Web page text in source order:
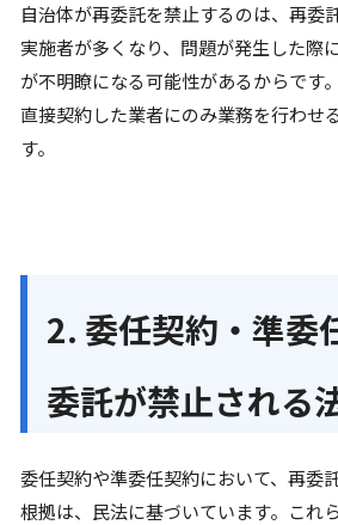
自治体が再委託を禁止するのは、再委
実施者が多くなり、問題が発生した際
が不明瞭になる可能性があるからです
直接契約した業者にのみ業務を行わせ
す。
2. 委任契約・準委
委託が禁止される
委任契約や準委任契約において、再委
根拠は、民法に基づいています。これ